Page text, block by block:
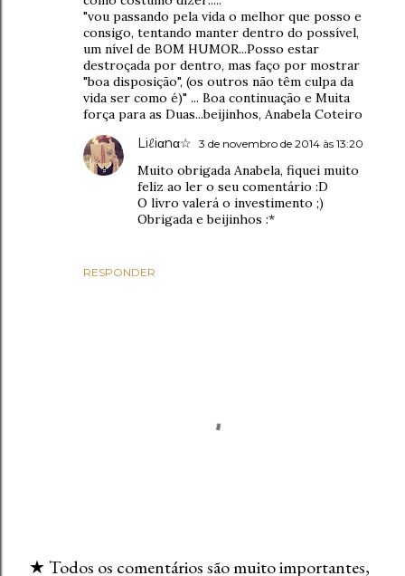
"vou passando pela vida o melhor que posso e
consigo, tentando manter dentro do possível,
um nível de BOM HUMOR...Posso estar
destroçada por dentro, mas faço por mostrar
"boa disposição", (os outros não têm culpa da
vida ser como é)" ... Boa continuação e Muita
força para as Duas...beijinhos, Anabela Coteiro
RESPONDER
Liℓiαnα☆ 3 de novembro de 2014 às 13:20
Muito obrigada Anabela, fiquei muito
feliz ao ler o seu comentário :D
O livro valerá o investimento ;)
Obrigada e beijinhos :*
★ Todos os comentários são muito importantes,